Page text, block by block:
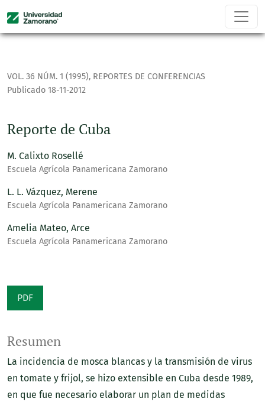
VOL. 36 NÚM. 1 (1995), REPORTES DE CONFERENCIAS
Reporte de Cuba
Publicado 18-11-2012
M. Calixto Rosellé
Escuela Agrícola Panamericana Zamorano
L. L. Vázquez, Merene
Escuela Agrícola Panamericana Zamorano
Amelia Mateo, Arce
Escuela Agrícola Panamericana Zamorano
PDF
Resumen
La incidencia de mosca blancas y la transmisión de virus
en tomate y frijol, se hizo extensible en Cuba desde 1989,
en que fue necesario elaborar un plan de medidas